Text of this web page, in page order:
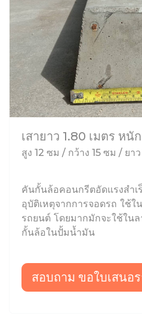
เสายาว 1.80 เมตร หนั
สูง 12 ซม / กว้าง 15 ซม / ยา
คันกั้นล้อคอนกรีตอัดแรงสำเ
อุบัติเหตุจากการจอดรถ ใช้
รถยนต์ โดยมากมักจะใช้ใน
กั้นล้อในปั้มน้ำมัน
สอบถาม ขอใบเสนอ